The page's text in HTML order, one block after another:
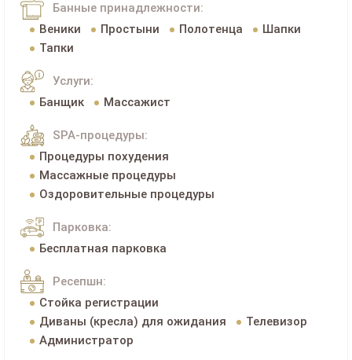
Банные принадлежности:
Веники
Простыни Полотенца
Шапки
Тапки
Услуги:
Банщик
Массажист
SPA-процедуры:
Процедуры похудения
Массажные процедуры
Оздоровительные процедуры
Парковка:
Бесплатная парковка
Ресепшн:
Стойка регистрации
Диваны (кресла) для ожидания
Телевизор
Администратор